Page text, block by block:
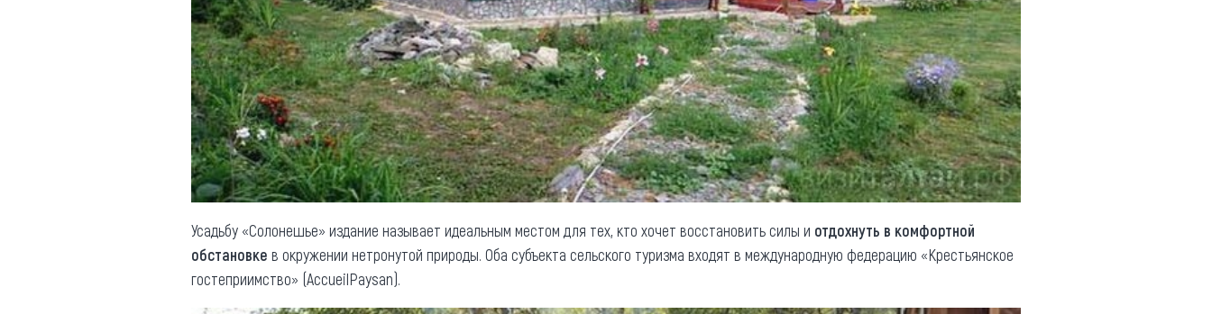
Усадьбу «Солонешье» издание называет идеальным местом для тех, кто хочет восстановить силы и отдохнуть в комфортной
обстановке в окружении нетронутой природы. Оба субъекта сельского туризма входят в международную федерацию «Крестьянское
гостеприимство» (AccueilPaysan).